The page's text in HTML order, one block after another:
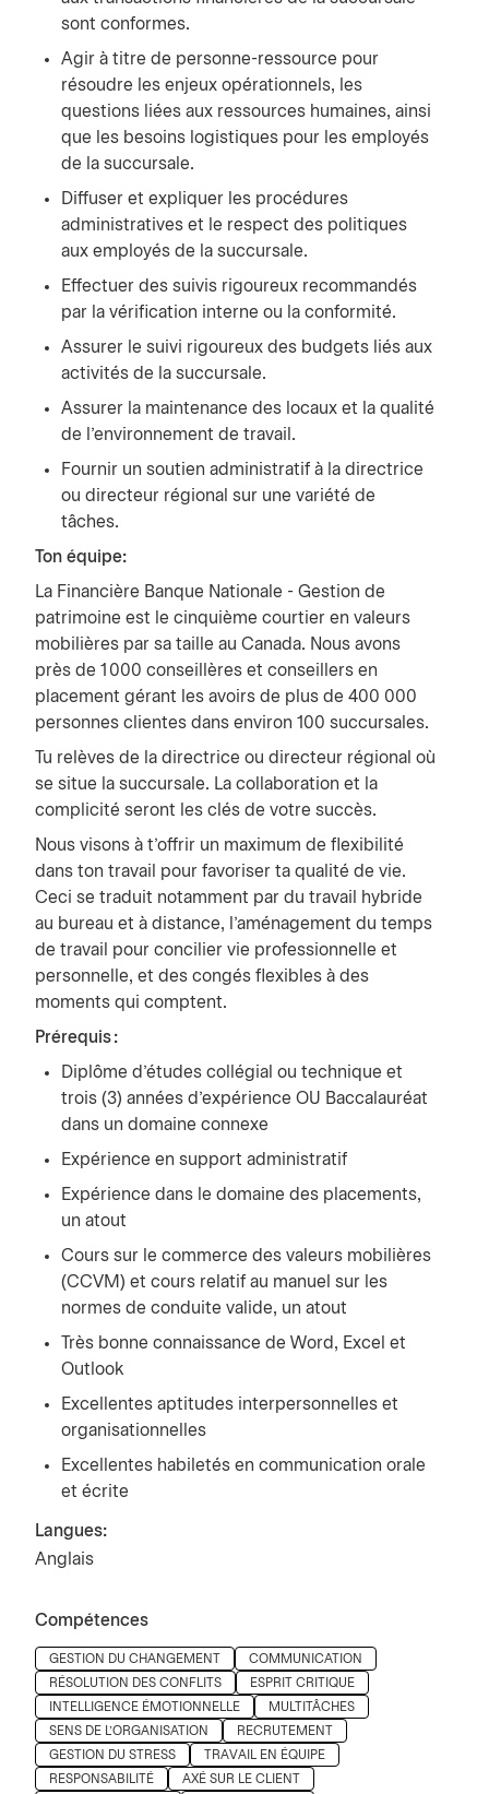
sont conformes.
Agir à titre de personne-ressource pour
résoudre les enjeux opérationnels, les
questions liées aux ressources humaines, ainsi
que les besoins logistiques pour les employés
de la succursale.
Diffuser et expliquer les procédures
administratives et le respect des politiques
aux employés de la succursale.
Effectuer des suivis rigoureux recommandés
par la vérification interne ou la conformité.
Assurer le suivi rigoureux des budgets liés aux
activités de la succursale.
Assurer la maintenance des locaux et la qualité
de l'environnement de travail.
Fournir un soutien administratif à la directrice
ou directeur régional sur une variété de
tâches.
Ton équipe:
La Financière Banque Nationale - Gestion de
patrimoine est le cinquième courtier en valeurs
mobilières par sa taille au Canada. Nous avons
près de 1 000 conseillères et conseillers en
placement gérant les avoirs de plus de 400 000
personnes clientes dans environ 100 succursales.
Tu relèves de la directrice ou directeur régional où
se situe la succursale. La collaboration et la
complicité seront les clés de votre succès.
Nous visons à t’offrir un maximum de flexibilité
dans ton travail pour favoriser ta qualité de vie.
Ceci se traduit notamment par du travail hybride
au bureau et à distance, l’aménagement du temps
de travail pour concilier vie professionnelle et
personnelle, et des congés flexibles à des
moments qui comptent.
Prérequis :
Diplôme d’études collégial ou technique et
trois (3) années d’expérience OU Baccalauréat
dans un domaine connexe
Expérience en support administratif
Expérience dans le domaine des placements,
un atout
Cours sur le commerce des valeurs mobilières
(CCVM) et cours relatif au manuel sur les
normes de conduite valide, un atout
Très bonne connaissance de Word, Excel et
Outlook
Excellentes aptitudes interpersonnelles et
organisationnelles
Excellentes habiletés en communication orale
et écrite
Langues:
Anglais
Compétences
Press space or enter keys to toggle section visibility
GESTION DU CHANGEMENT
COMMUNICATION
RÉSOLUTION DES CONFLITS
ESPRIT CRITIQUE
INTELLIGENCE ÉMOTIONNELLE
MULTITÂCHES
SENS DE L'ORGANISATION
RECRUTEMENT
GESTION DU STRESS
TRAVAIL EN ÉQUIPE
RESPONSABILITÉ
AXÉ SUR LE CLIENT